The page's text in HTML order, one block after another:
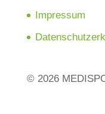
Impressum
© 2026